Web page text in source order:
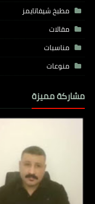
مطبخ شيفاتايمز
مقالات
مناسبات
منوعات
مشاركة مميزة